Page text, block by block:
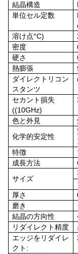
結晶構造
単位セル定数
溶け点°C)
密度
硬さ
熱膨張
ダイレクトリコン
スタンツ
セカント損失
((10GHz)
色と外見
化学的安定性
特徴
成長方法
サイズ
厚さ
磨き
結晶の方向性
リダイレクト精度
エッジをリダイレ
クト: